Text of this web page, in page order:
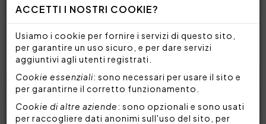
ACCETTI I NOSTRI COOKIE?
Usiamo i cookie per fornire i servizi di questo sito,
per garantire un uso sicuro, e per dare servizi
aggiuntivi agli utenti registrati.
Cookie essenziali: sono necessari per usare il sito e
per garantirne il corretto funzionamento.
Cookie di altre aziende: sono opzionali e sono usati
per raccogliere dati anonimi sull'uso del sito, per